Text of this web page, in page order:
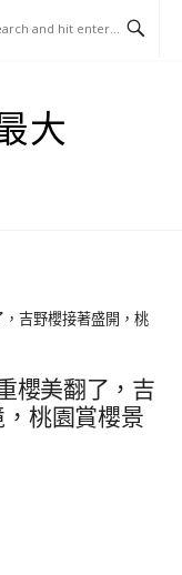
大
吉野櫻接著盛開，桃
櫻美翻了，吉
桃園賞櫻景